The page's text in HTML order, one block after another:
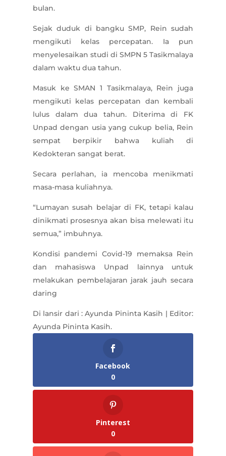
bulan.
Sejak duduk di bangku SMP, Rein sudah
mengikuti kelas percepatan. Ia pun
menyelesaikan studi di SMPN 5 Tasikmalaya
dalam waktu dua tahun.
Masuk ke SMAN 1 Tasikmalaya, Rein juga
mengikuti kelas percepatan dan kembali
lulus dalam dua tahun. Diterima di FK
Unpad dengan usia yang cukup belia, Rein
sempat berpikir bahwa kuliah di
Kedokteran sangat berat.
Secara perlahan, ia mencoba menikmati
masa-masa kuliahnya.
“Lumayan susah belajar di FK, tetapi kalau
dinikmati prosesnya akan bisa melewati itu
semua,” imbuhnya.
Kondisi pandemi Covid-19 memaksa Rein
dan mahasiswa Unpad lainnya untuk
melakukan pembelajaran jarak jauh secara
daring
Di lansir dari : Ayunda Pininta Kasih | Editor:
Ayunda Pininta Kasih.
Facebook
0
Pinterest
0